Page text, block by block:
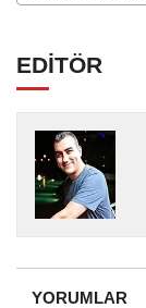
EDİTÖR
YORUMLAR